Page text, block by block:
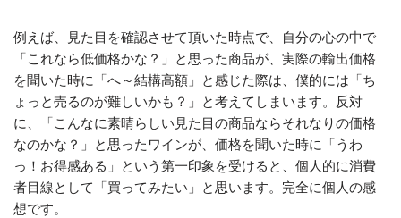
例えば、見た目を確認させて頂いた時点で、自分の心の中で
「これなら低価格かな？」と思った商品が、実際の輸出価格
を聞いた時に「へ～結構高額」と感じた際は、僕的には「ち
ょっと売るのが難しいかも？」と考えてしまいます。反対
に、「こんなに素晴らしい見た目の商品ならそれなりの価格
なのかな？」と思ったワインが、価格を聞いた時に「うわ
っ！お得感ある」という第一印象を受けると、個人的に消費
者目線として「買ってみたい」と思います。完全に個人の感
想です。